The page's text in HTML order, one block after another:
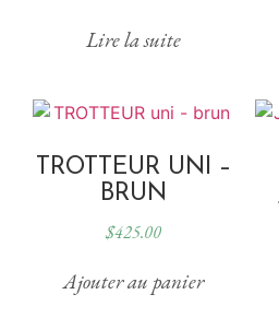
Lire la suite
TROTTEUR UNI –
BRUN
$425.00
Ajouter au panier